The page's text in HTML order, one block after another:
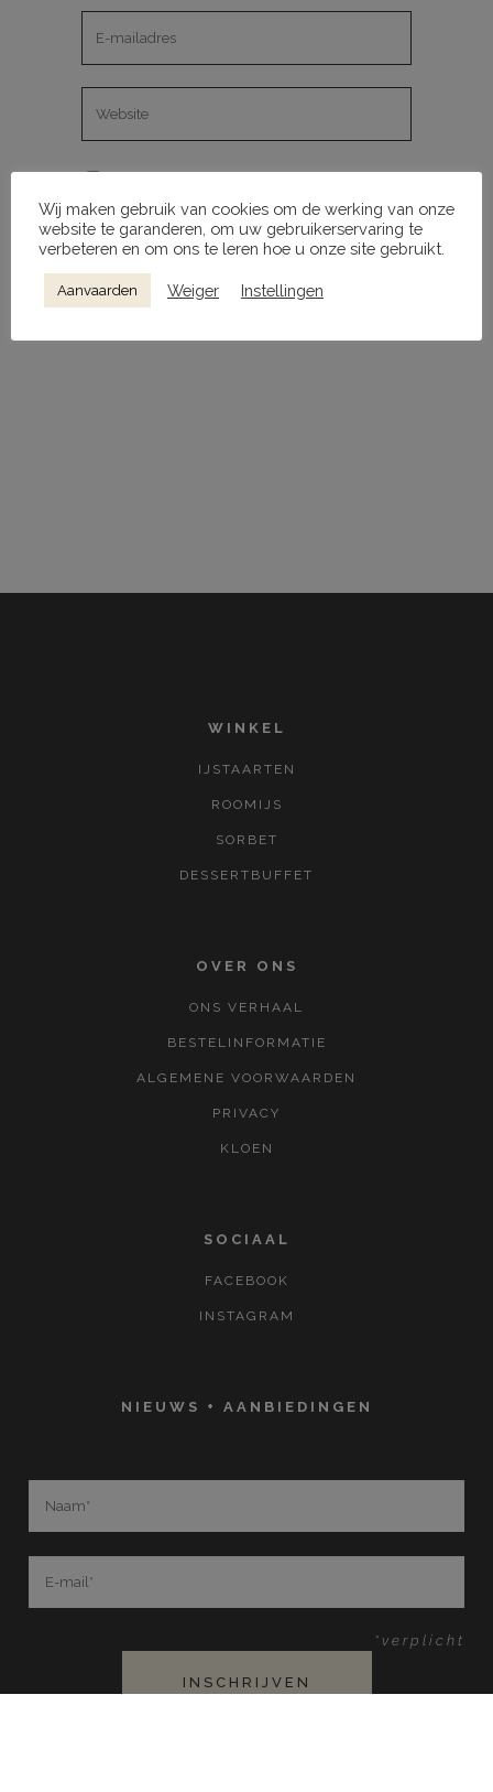
Mijn naam, e-mail en site opslaan in
deze browser voor de volgende keer
wanneer ik een reactie plaats.
WINKEL
IJSTAARTEN
ROOMIJS
SORBET
DESSERTBUFFET
OVER ONS
ONS VERHAAL
BESTELINFORMATIE
ALGEMENE VOORWAARDEN
PRIVACY
KLOEN
SOCIAAL
FACEBOOK
INSTAGRAM
NIEUWS + AANBIEDINGEN
*verplicht
Wij maken gebruik van cookies om de werking van onze
website te garanderen, om uw gebruikerservaring te
verbeteren en om ons te leren hoe u onze site gebruikt.
Aanvaarden Weiger Instellingen